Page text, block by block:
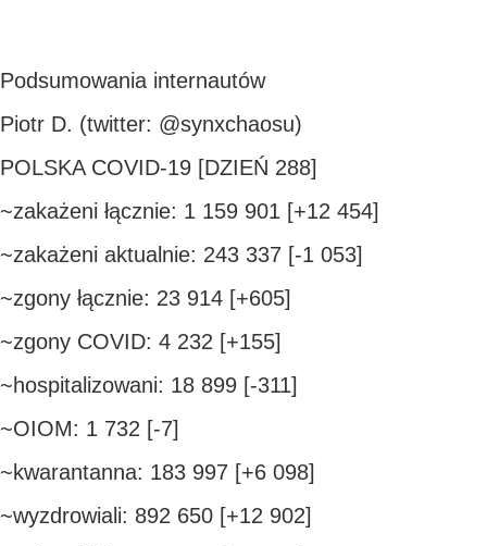
Podsumowania internautów
Piotr D. (twitter: @synxchaosu)
POLSKA COVID-19 [DZIEŃ 288]
~zakażeni łącznie: 1 159 901 [+12 454]
~zakażeni aktualnie: 243 337 [-1 053]
~zgony łącznie: 23 914 [+605]
~zgony COVID: 4 232 [+155]
~hospitalizowani: 18 899 [-311]
~OIOM: 1 732 [-7]
~kwarantanna: 183 997 [+6 098]
~wyzdrowiali: 892 650 [+12 902]